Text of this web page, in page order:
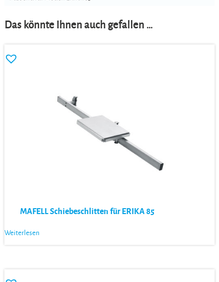
Das könnte Ihnen auch gefallen …
MAFELL Schiebeschlitten für ERIKA 85
Weiterlesen